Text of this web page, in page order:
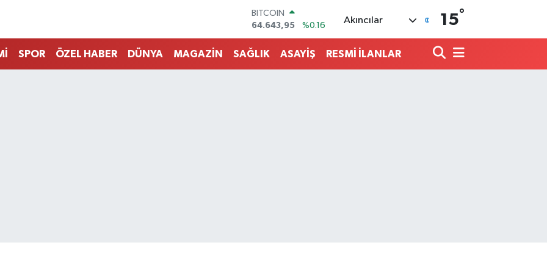
DOLAR
47,6704
%0
EURO
55,0406
%-0.08
Akıncılar 15°
SPOR ÖZEL HABER DÜNYA MAGAZİN SAĞLIK ASAYİŞ RESMİ İLANLAR